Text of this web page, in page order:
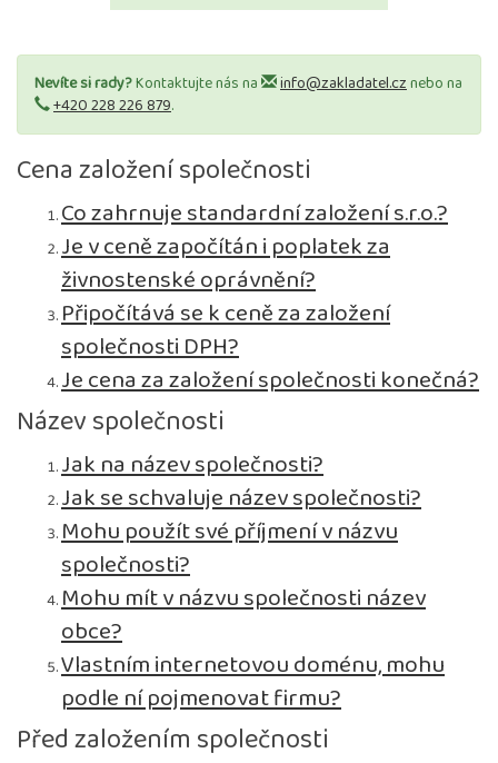
Nevíte si rady?Kontaktujte nás na info@zakladatel.cznebo na
+420 228 226 879.
Cena založení společnosti
Co zahrnuje standardní založení s.r.o.?
Je v ceně započítán i poplatek za
živnostenské oprávnění?
Připočítává se k ceně za založení
společnosti DPH?
Je cena za založení společnosti konečná?
Název společnosti
Jak na název společnosti?
Jak se schvaluje název společnosti?
Mohu použít své příjmení v názvu
společnosti?
Mohu mít v názvu společnosti název
obce?
Vlastním internetovou doménu, mohu
podle ní pojmenovat firmu?
Před založením společnosti